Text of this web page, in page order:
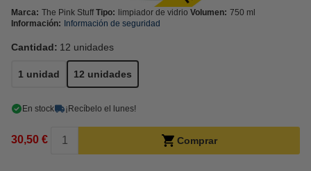
Marca: The Pink Stuff Tipo: limpiador de vidrio Volumen: 750 ml
Información:
Información de seguridad
Cantidad: 12 unidades
1 unidad 12 unidades
En stock ¡Recíbelo el lunes!
30,50 € Comprar